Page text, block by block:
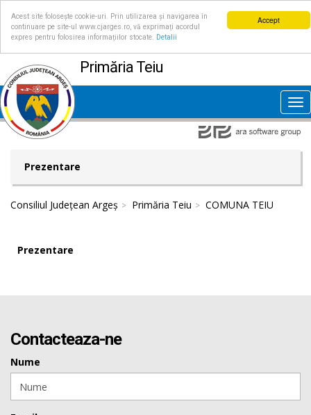
Accept
Acest site folosește cookie-uri. Prin utilizarea și navigarea în
continuare pe site-ul www.cjarges.ro, vă exprimați acordul
expres pentru folosirea informațiilor stocate.
Detalii
Primăria Teiu
Prezentare
Consiliul Județean Argeș Primăria Teiu COMUNA TEIU
Prezentare
Contacteaza-ne
Nume